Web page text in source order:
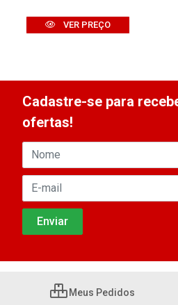
VER PREÇO
Cadastre-se para
ofertas!
Meus Pedidos